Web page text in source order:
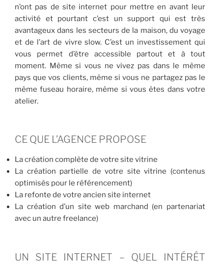
n’ont pas de site internet pour mettre en avant leur
activité et pourtant c’est un support qui est très
avantageux dans les secteurs de la maison, du voyage
et de l’art de vivre slow. C’est un investissement qui
vous permet d’être accessible partout et à tout
moment. Même si vous ne vivez pas dans le même
pays que vos clients, même si vous ne partagez pas le
même fuseau horaire, même si vous êtes dans votre
atelier.
CE QUE L’AGENCE PROPOSE
La création complète de votre site vitrine
La création partielle de votre site vitrine (contenus
optimisés pour le référencement)
La refonte de votre ancien site internet
La création d’un site web marchand (en partenariat
avec un autre freelance)
UN SITE INTERNET – QUEL INTÉRÊT